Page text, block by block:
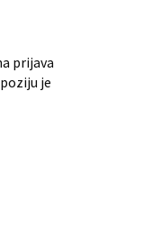
prijava
je